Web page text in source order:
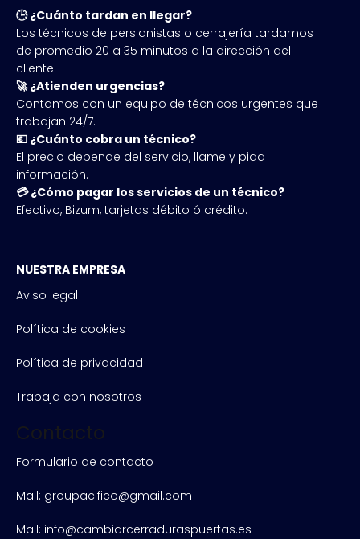
🕒 ¿Cuánto tardan en llegar?
Los técnicos de persianistas o cerrajería tardamos
de promedio 20 a 35 minutos a la dirección del
cliente.
🚀 ¿Atienden urgencias?
Contamos con un equipo de técnicos urgentes que
trabajan 24/7.
💶 ¿Cuánto cobra un técnico?
El precio depende del servicio, llame y pida
información.
💳 ¿Cómo pagar los servicios de un técnico?
Efectivo, Bizum, tarjetas débito ó crédito.
NUESTRA EMPRESA
Aviso legal
Política de cookies
Política de privacidad
Trabaja con nosotros
Contacto
Formulario de contacto
Mail: groupacifico@gmail.com
Mail: info@cambiarcerraduraspuertas.es